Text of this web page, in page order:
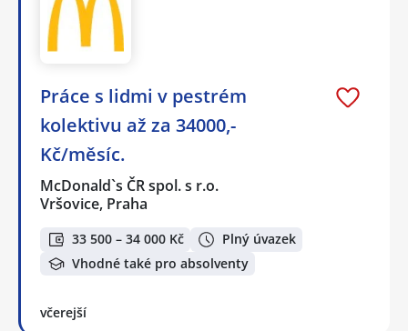
Práce s lidmi v pestrém
kolektivu až za 34000,-
Kč/měsíc.
McDonald`s ČR spol. s r.o.
Vršovice, Praha
33 500 – 34 000 Kč
Plný úvazek
Vhodné také pro absolventy
včerejší